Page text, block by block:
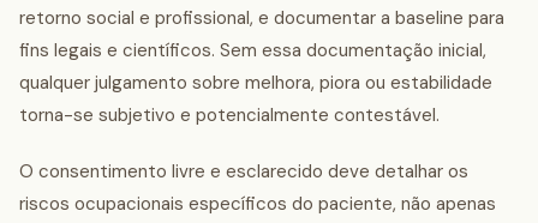
retorno social e profissional, e documentar a baseline para
fins legais e científicos. Sem essa documentação inicial,
qualquer julgamento sobre melhora, piora ou estabilidade
torna-se subjetivo e potencialmente contestável.
O consentimento livre e esclarecido deve detalhar os
riscos ocupacionais específicos do paciente, não apenas